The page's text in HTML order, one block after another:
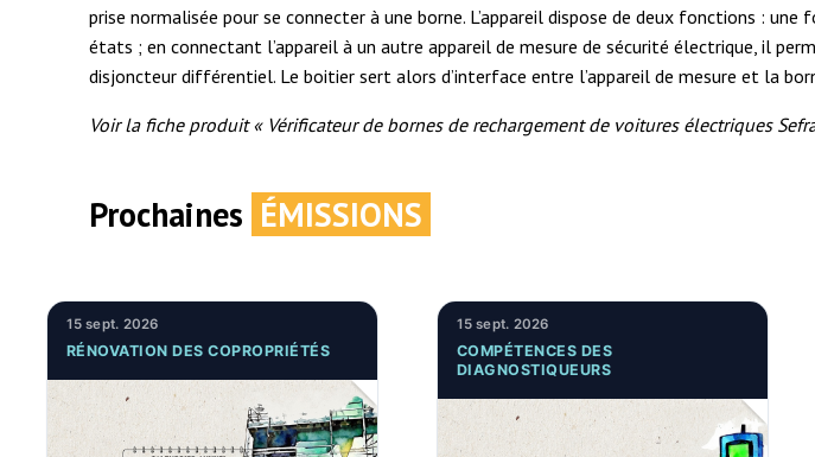
prise normalisée pour se connecter à une borne. L’appareil dispose de deux fonctions :
états ; en connectant l’appareil à un autre appareil de mesure de sécurité électrique, il
disjoncteur différentiel. Le boitier sert alors d’interface entre l’appareil de mesure et la
Voir la fiche produit « Vérificateur de bornes de rechargement de voitures électriques
Prochaines ÉMISSIONS
15 sept. 2026
RÉNOVATION DES COPROPRIÉTÉS
15 sept. 2026
COMPÉTENCES DES
DIAGNOSTIQUEURS